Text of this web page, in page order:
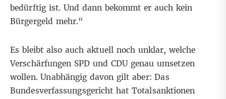
bedürftig ist. Und dann bekommt er auch kein
Bürgergeld mehr.“
Es bleibt also auch aktuell noch unklar, welche
Verschärfungen SPD und CDU genau umsetzen
wollen. Unabhängig davon gilt aber: Das
Bundesverfassungsgericht hat Totalsanktionen